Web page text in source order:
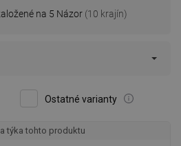
na 5 Názor (10 krajín)
Ostatné varianty
týka tohto produktu